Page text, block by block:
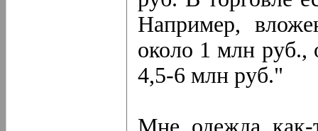
Например,
около 1 млн
4,5-6 млн руб."
Мне одежда